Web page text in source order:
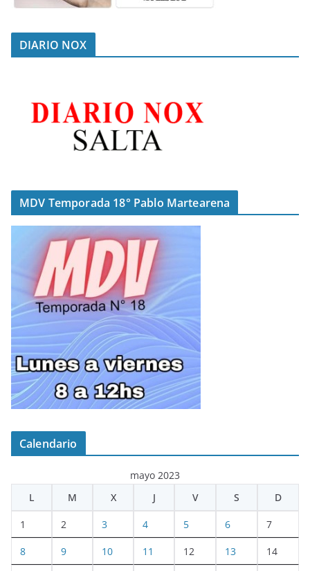
DIARIO NOX
MDV Temporada 18° Pablo Martearena
Calendario
mayo 2023
L
M X J V S D
1 2 3 4 5 6 7
8 9 10 11 12 13 14